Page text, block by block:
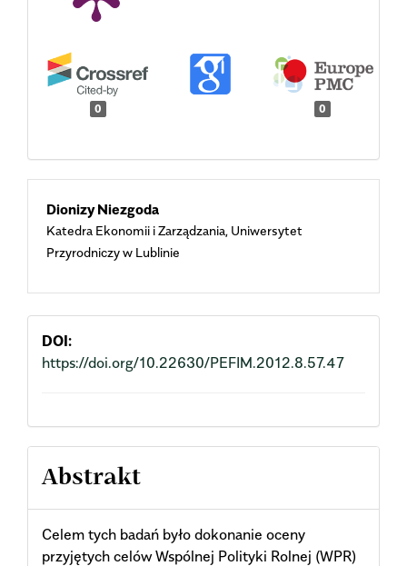
0 0
Main
Article
Content
Dionizy Niezgoda
Katedra Ekonomii i Zarządzania, Uniwersytet
Przyrodniczy w Lublinie
DOI:
https://doi.org/10.22630/PEFIM.2012.8.57.47
Abstrakt
Celem tych badań było dokonanie oceny
przyjętych celów Wspólnej Polityki Rolnej (WPR)